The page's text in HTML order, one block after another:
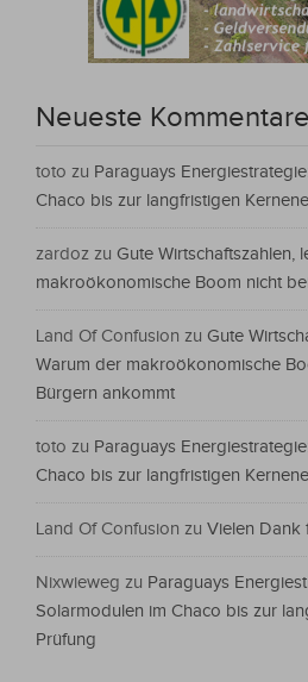
Neueste Kommentare
toto zu Paraguays
Chaco bis zur langfristigen
zardoz zu Gute Wirtschaftszahlen,
makroökonomische Boom nicht
Land Of Confusion zu Gute
Warum der makroökonomische
Bürgern ankommt
toto zu Paraguays
Chaco bis zur langfristigen
Land Of Confusion zu Vielen Dank
Nixwieweg zu Paraguays
Solarmodulen im Chaco bis zur
Prüfung